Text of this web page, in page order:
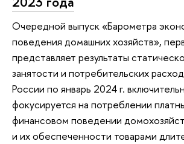
Очередной выпуск «Барометра
поведения домашних хозяйств»,
представляет результаты
занятости и потребительских
России по январь 2024 г.
фокусируется на потреблении
финансовом поведении
и их обеспеченности товарами